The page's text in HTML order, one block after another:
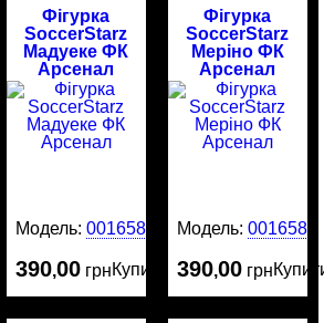
Фігурка
SoccerStarz
Мадуеке ФК
Арсенал
Модель:0016582
390,00 грнКупити
Фігурка
SoccerStarz
Меріно ФК
Арсенал
Модель: 0016581
390,00 грн